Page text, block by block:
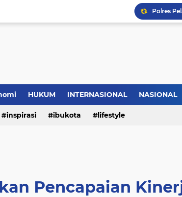
HUKUM INTERNASIONAL NASIONAL
inspirasi ibukota lifestyle
Pencapaian